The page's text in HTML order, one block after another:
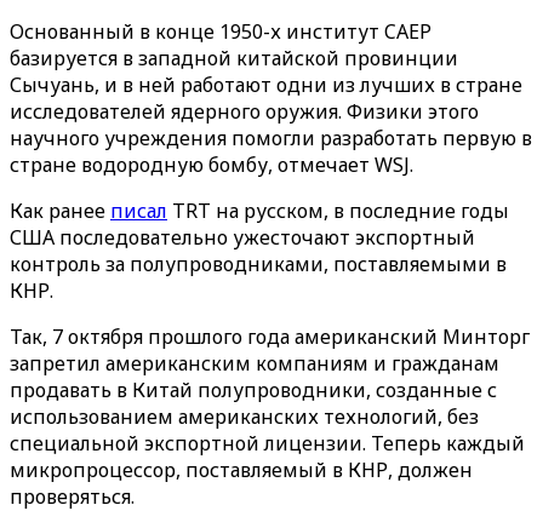
Основанный в конце 1950-х институт CAEP
базируется в западной китайской провинции
Сычуань, и в ней работают одни из лучших в стране
исследователей ядерного оружия. Физики этого
научного учреждения помогли разработать первую в
стране водородную бомбу, отмечает WSJ.
Как ранее писал TRT на русском, в последние годы
США последовательно ужесточают экспортный
контроль за полупроводниками, поставляемыми в
КНР.
Так, 7 октября прошлого года американский Минторг
запретил американским компаниям и гражданам
продавать в Китай полупроводники, созданные с
использованием американских технологий, без
специальной экспортной лицензии. Теперь каждый
микропроцессор, поставляемый в КНР, должен
проверяться.